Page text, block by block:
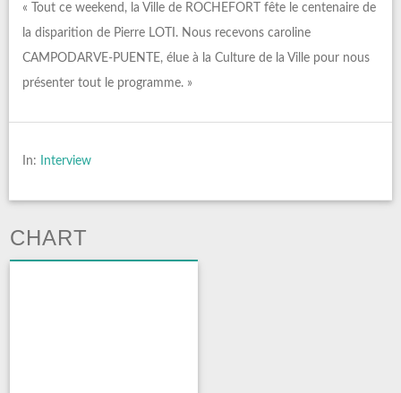
« Tout ce weekend, la Ville de ROCHEFORT fête le centenaire de
la disparition de Pierre LOTI. Nous recevons caroline
CAMPODARVE-PUENTE, élue à la Culture de la Ville pour nous
présenter tout le programme. »
In: Interview
CHART